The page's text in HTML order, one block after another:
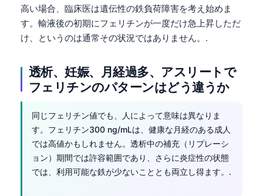
高い場合、臨床医は遺伝性の鉄負荷障害を考え始めま
す。輸液後の初期にフェリチンが一度だけ急上昇しただ
け、というのは通常その状況ではありません。.
透析、妊娠、月経過多、アスリートで
フェリチンのパターンはどう違うか
同じフェリチン値でも、人によって意味は異なりま
す。フェリチン300 ng/mLは、健康な月経のある成人
では高値かもしれません。透析中の補充（リプレーシ
ョン）期間では許容範囲であり、さらに炎症性の状態
では、利用可能な鉄が少ないこととも両立し得ます。.
Català
Қазақ тілі
Suomi
Slovenčina
پښتو
سنڌي
සිංහල